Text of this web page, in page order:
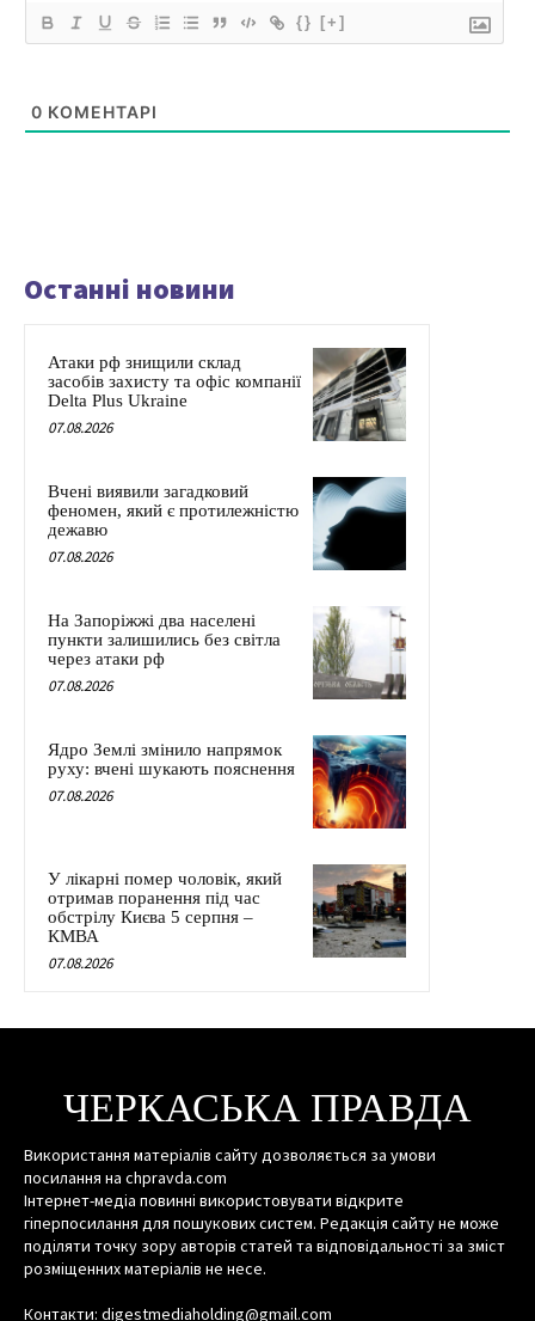
{} [+]
0 КОМЕНТАРІ
Останні новини
Атаки рф знищили склад
засобів захисту та офіс компанії
Delta Plus Ukraine
07.08.2026
Вчені виявили загадковий
феномен, який є протилежністю
дежавю
07.08.2026
На Запоріжжі два населені
пункти залишились без світла
через атаки рф
07.08.2026
Ядро Землі змінило напрямок
руху: вчені шукають пояснення
07.08.2026
У лікарні помер чоловік, який
отримав поранення під час
обстрілу Києва 5 серпня –
КМВА
07.08.2026
ЧЕРКАСЬКА ПРАВДА
Використання матеріалів сайту дозволяється за умови
посилання на chpravda.com
Інтернет-медіа повинні використовувати відкрите
гіперпосилання для пошукових систем. Редакція сайту не може
поділяти точку зору авторів статей та відповідальності за зміст
розміщенних матеріалів не несе.
Контакти: digestmediaholding@gmail.com